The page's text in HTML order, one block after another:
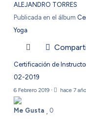
ALEJANDRO TORRES
Publicada en el álbum
Yoga
Certificación de
02-2019
6 Febrero 2019 · hace 7
Me Gusta
0